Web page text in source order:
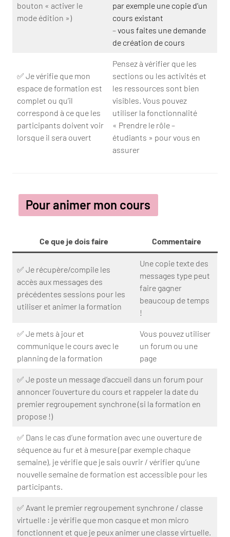
bouton « activer le
mode édition »)
par exemple une copie d’un
cours existant
–vous faites une demande
de création de cours
✅​ Je vérifie que mon
espace de formation est
complet ou qu’il
correspond à ce que les
participants doivent voir
lorsque il sera ouvert
Pensez à vérifier que les
sections ou les activités et
les ressources sont bien
visibles. Vous pouvez
utiliser la fonctionnalité
« Prendre le rôle –
étudiants » pour vous en
assurer
Pour animer mon cours
Ce que je dois faire Commentaire
✅ Je récupère/compile les
accès aux messages des
précédentes sessions pour les
utiliser et animer la formation
Une copie texte des
messages type peut
faire gagner
beaucoup de temps
!
✅ Je mets à jour et
communique le cours avec le
planning de la formation
Vous pouvez utiliser
un forum ou une
page
✅ Je poste un message d’accueil dans un forum pour
annoncer l’ouverture du cours et rappeler la date du
premier regroupement synchrone (si la formation en
propose !)
✅ Dans le cas d’une formation avec une ouverture de
séquence au fur et à mesure (par exemple chaque
semaine), je vérifie que je sais ouvrir / vérifier qu’une
nouvelle semaine de formation est accessible pour les
participants.
✅ Avant le premier regroupement synchrone / classe
virtuelle : je vérifie que mon casque et mon micro
fonctionnent et que je peux animer une classe virtuelle.